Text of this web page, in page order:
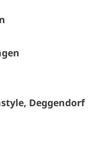
Deggendorf